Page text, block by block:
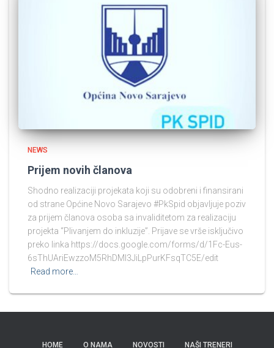
NEWS
Prijem novih članova
Shodno realizaciji projekata koji su odobreni i finansirani
od strane Općine Novo Sarajevo #PkSpid objavljuje poziv
za prijem članova osoba sa invaliditetom za realizaciju
projekta “Plivanjem do inkluzije”. Prijave se vrše isključivo
preko linka https://docs.google.com/forms/d/1Fc-Eus-
6sThUAriEwzzoM5RhDMI3JiLpPurKFsqTC5E/edit
Read more…
HOME O NAMA NOVOSTI NAŠI TRENERI